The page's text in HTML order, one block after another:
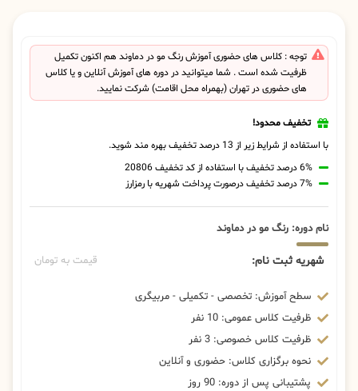
توجه : کلاس های حضوری آموزش رنگ مو در دماوند هم اکنون تکمیل
ظرفیت شده است . شما میتوانید در دوره های آموزش آنلاین و یا کلاس
های حضوری در تهران (بهمراه محل اقامت) شرکت نمایید.
تخفیف محدود!
با استفاده از شرایط زیر از 13 درصد تخفیف بهره مند شوید.
6% درصد تخفیف با استفاده از کد تخفیف 20806
7% درصد تخفیف درصورت پرداخت شهریه با رمزارز
نام دوره: رنگ مو در دماوند
شهریه ثبت نام: قیمت به تومان
سطح آموزش: تخصصی - تکمیلی - مربیگری
ظرفیت کلاس عمومی: 10 نفر
ظرفیت کلاس خصوصی: 3 نفر
نحوه برگزاری کلاس: حضوری و آنلاین
پشتیبانی پس از دوره: 90 روز